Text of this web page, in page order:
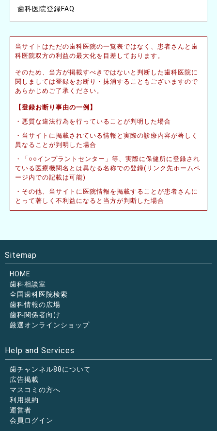
歯科医院登録FAQ
当サイトはただの歯科医院の一覧表ではなく、患者さんと歯
科医院双方の利益の最大化を目差しております。
そのため、当方が掲載すべきではないと判断した歯科医院に
関しましては登録をお断り・抹消することもございますので
あらかじめご了承ください。
【登録お断り事由の一例】
悪質な違法行為を行っていることが判明した場合
当サイトに掲載されている情報と実際の診療内容が著しく
異なることが判明した場合
「○○インプラントセンター」等、実際に保健所に登録され
ている医療機関名とは異なる名称での登録(リンク先ホームペ
ージ内での記載は可能)
その他、当サイトに医院情報を掲載することが患者さんに
とって著しく不利益になると当方が判断した場合
Sitemap
HOME
歯科相談室
全国歯科医院検索
歯科情報の広場
歯科関係者向け
厳選オンラインショップ
Help and Services
歯チャンネル88について
広告掲載
マスコミの方へ
利用規約
運営者
会員ログイン